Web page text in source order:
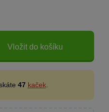
Vložit do košíku
47 kaček.